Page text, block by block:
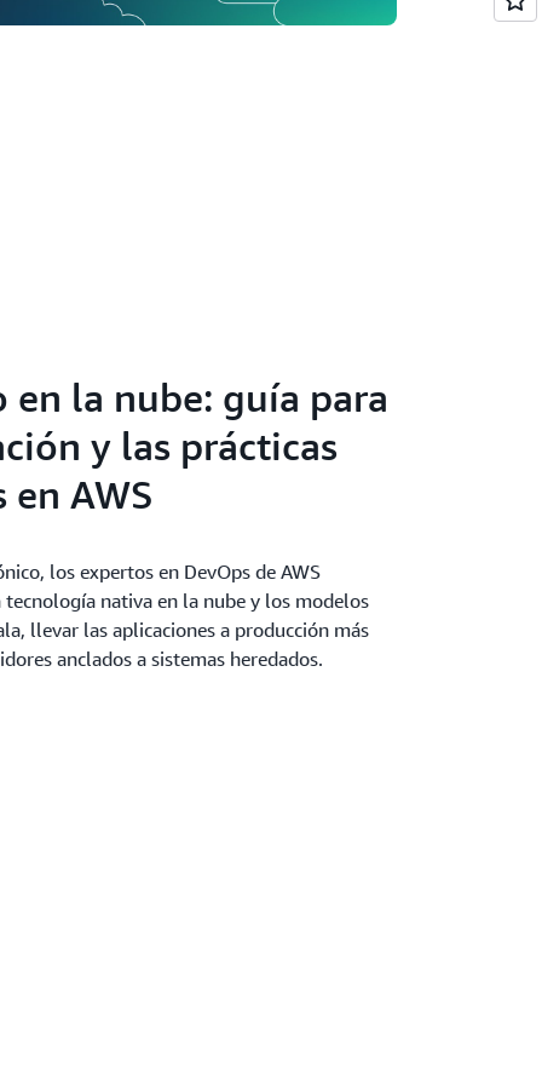
en la nube: guía para
y las prácticas
AWS
los expertos en DevOps de AWS
nativa en la nube y los modelos
llevar las aplicaciones a producción más
anclados a sistemas heredados.